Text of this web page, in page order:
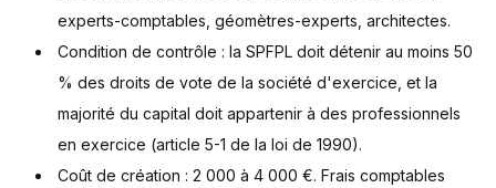
experts-comptables, géomètres-experts, architectes.
Condition de contrôle : la SPFPL doit détenir au moins 50
% des droits de vote de la société d'exercice, et la
majorité du capital doit appartenir à des professionnels
en exercice (article 5-1 de la loi de 1990).
Coût de création : 2 000 à 4 000 €. Frais comptables